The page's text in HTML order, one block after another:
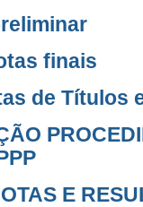
finais
de Títulos
E